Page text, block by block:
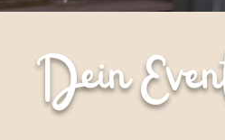
Dein